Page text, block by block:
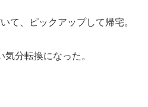
て、ピックアップして帰宅。
分転換になった。